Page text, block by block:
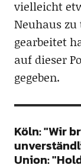
vielleicht
Neuhaus
gearbeitet
auf dieser
gegeben.
Köln: "Wir
Union: